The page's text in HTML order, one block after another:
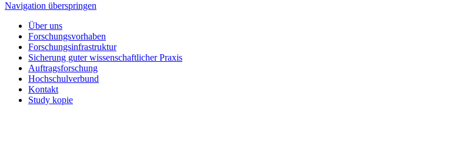
Navigation überspringen
Über uns
Forschungsvorhaben
Forschungsinfrastruktur
Sicherung guter wissenschaftlicher Praxis
Auftragsforschung
Hochschulverbund
Kontakt
Study kopie